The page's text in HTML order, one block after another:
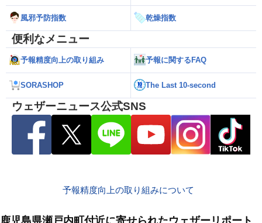
風邪予防指数 乾燥指数
便利なメニュー
予報精度向上の取り組み 予報に関するFAQ
SORASHOP The Last 10-second
ウェザーニュース公式SNS
予報精度向上の取り組みについて
鹿児島県瀬戸内町付近に寄せられたウェザーリポート